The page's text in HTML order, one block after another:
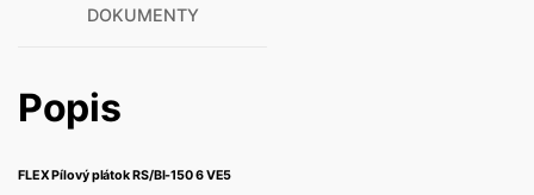
DOKUMENTY
Popis
FLEX Pílový plátok RS/BI-150 6 VE5